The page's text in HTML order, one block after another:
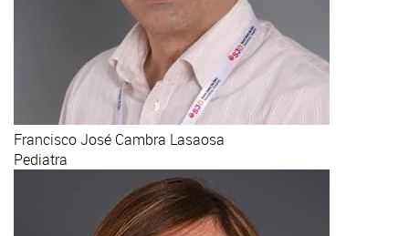
Francisco José Cambra Lasaosa
Pediatra